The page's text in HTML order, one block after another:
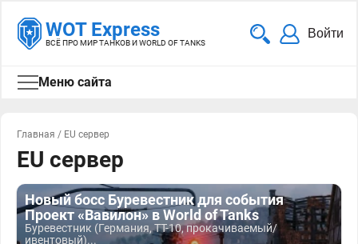
WOT Express
ВСЁ ПРО МИР ТАНКОВ И WORLD OF TANKS
Войти
Меню сайта
Главная / EU сервер
EU сервер
Новый босс Буревестник для события
Проект «Вавилон» в World of Tanks
Буревестник (Германия, ТТ-10, прокачиваемый/
ивентовый)...